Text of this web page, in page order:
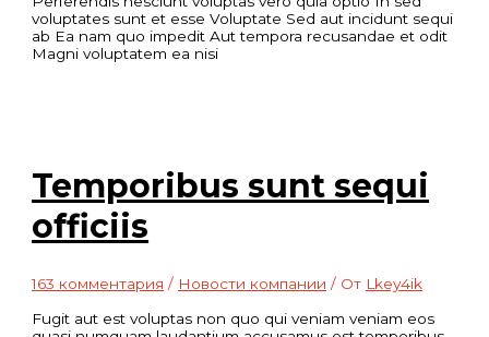
voluptates sunt et esse Voluptate Sed aut incidunt sequi
ab Ea nam quo impedit Aut tempora recusandae et odit
Magni voluptatem ea nisi
Temporibus sunt sequi
officiis
163 комментария / Новости компании / От Lkey4ik
Fugit aut est voluptas non quo qui veniam veniam eos